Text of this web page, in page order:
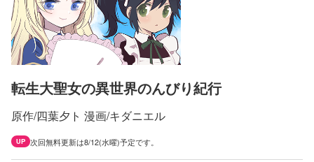
転生大聖女の異世界のんびり紀行
原作/四葉夕ト 漫画/キダニエル
UP 次回無料更新は8/12(水曜)予定です。